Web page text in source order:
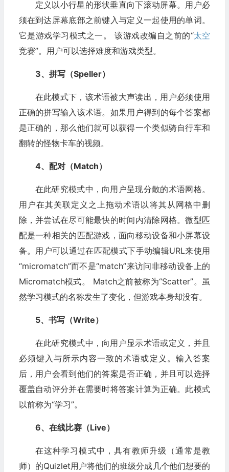
定义以小行星的形状垂直向下滚动屏幕。用户必
须在到达屏幕底部之前键入与定义一起使用的单词。
它是游戏学习模式之一。 该游戏改编自之前的“太空
竞赛”。用户可以选择难度和游戏类型。
3、拼写（Speller）
在此模式下，该术语被大声读出，用户必须使用
正确的拼写输入该术语。如果用户得到的每个答案都
是正确的，那么他们就可以获得一个类似骑自行车和
翻转的怪物卡车的视频。
4、配对（Match）
在此研究模式中，向用户呈现分散的术语网格。
用户在其关联定义之上拖动术语以将其从网格中删
除，并尝试在尽可能最快的时间内清除网格。微型匹
配是一种相关的匹配游戏，面向移动设备和小屏幕设
备。用户可以通过在匹配模式下手动编辑URL来使用
“micromatch”而不是“match”来访问非移动设备上的
Micromatch模式。 Match之前被称为“Scatter”。虽
然学习模式的名称发生了变化，但游戏本身却没有。
5、书写（Write）
在此研究模式中，向用户显示术语或定义，并且
必须键入与所示内容一致的术语或定义。输入答案
后，用户会看到他们的答案是否正确，并且可以选择
覆盖自动评分并在需要时将答案计算为正确。此模式
以前称为“学习”。
6、在线比赛（Live）
在这种学习模式中，具有教师升级（通常是教
师）的Quizlet用户将他们的班级分成几个他们想要的